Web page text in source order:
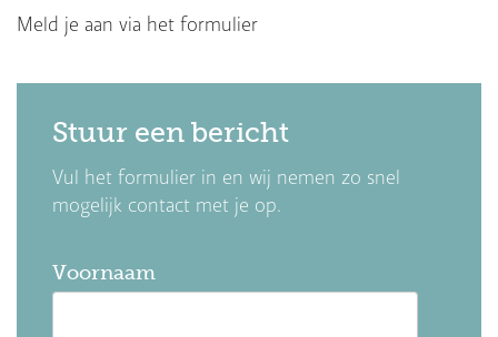
Meld je aan via het formulier
Stuur een bericht
Vul het formulier in en wij nemen zo snel
mogelijk contact met je op.
Voornaam